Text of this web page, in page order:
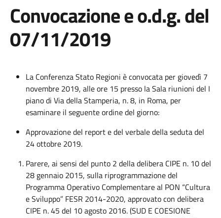
Convocazione e o.d.g. del
07/11/2019
La Conferenza Stato Regioni è convocata per giovedì 7
novembre 2019, alle ore 15 presso la Sala riunioni del I
piano di Via della Stamperia, n. 8, in Roma, per
esaminare il seguente ordine del giorno:
Approvazione del report e del verbale della seduta del
24 ottobre 2019.
Parere, ai sensi del punto 2 della delibera CIPE n. 10 del
28 gennaio 2015, sulla riprogrammazione del
Programma Operativo Complementare al PON “Cultura
e Sviluppo” FESR 2014-2020, approvato con delibera
CIPE n. 45 del 10 agosto 2016. (SUD E COESIONE